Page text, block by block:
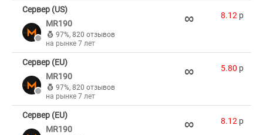
Сервер (US)
MR190
97%, 820 отзывов
на рынке 7 лет
∞ 8.12 p
Сервер (EU)
MR190
97%, 820 отзывов
на рынке 7 лет
∞ 5.80 p
Сервер (EU)
MR190
∞ 8.12 p